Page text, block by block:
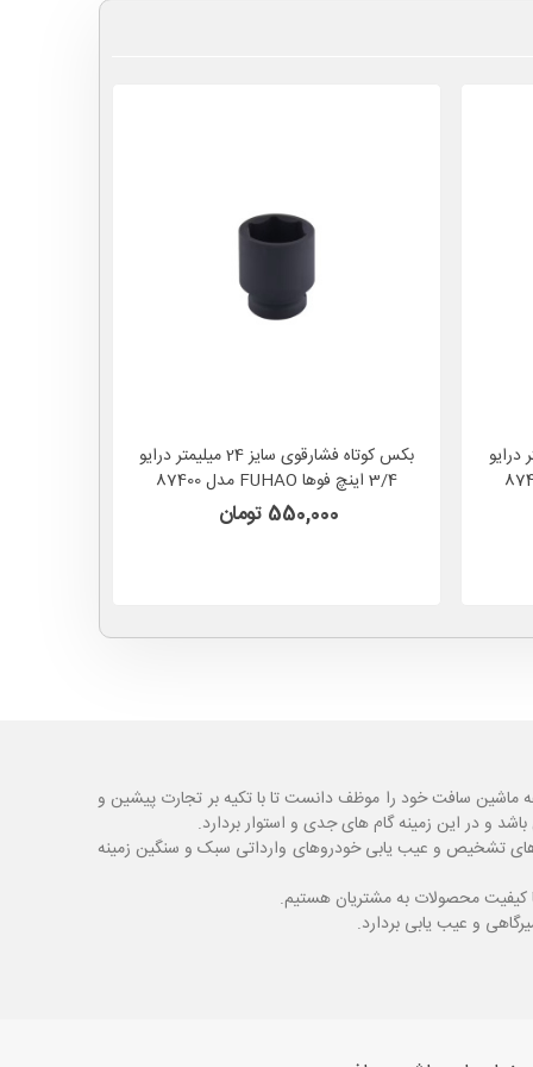
21 میلیمتر درایو
بکس کوتاه فشارقوی سایز 24 میلیمتر درایو
3/4 اینچ فوها FUHAO مدل 87400
550,000 تومان
ماشین سافت خود را موظف دانست تا با تکیه بر تجارت پیشین و
و در این زمینه گام های جدی و استوار بردارد.
های تشخیص و عیب یابی خودروهای وارداتی سبک و سنگین زمینه
کیفیت محصولات به مشتریان هستیم.